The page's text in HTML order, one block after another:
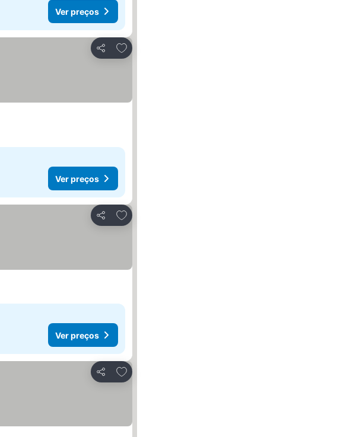
Ver preços
Partilhar
Adicionar aos favoritos
Ver preços
Partilhar
Adicionar aos favoritos
Ver preços
Partilhar
Adicionar aos favoritos